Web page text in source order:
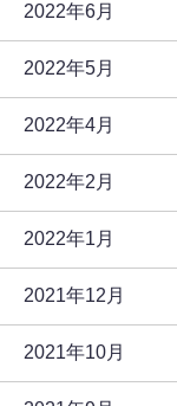
2022年6月
2022年5月
2022年4月
2022年2月
2022年1月
2021年12月
2021年10月